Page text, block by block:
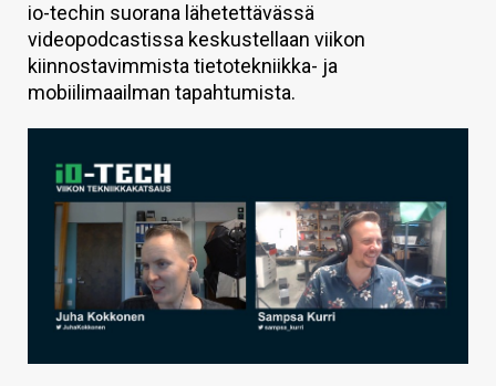
HINTA.FI
KAUPPA
VAIHDA TEEMA
HAKU
io-techin suorana lähetettävässä
videopodcastissa keskustellaan viikon
kiinnostavimmista tietotekniikka- ja
mobiilimaailman tapahtumista.